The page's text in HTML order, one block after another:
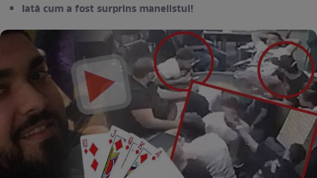
Iată cum a fost surprins manelistul!